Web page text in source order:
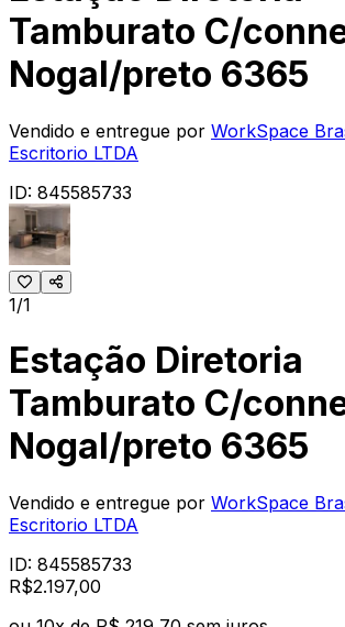
Tamburato C/
Nogal/preto 6365
Vendido e entregue por WorkSpace
Escritorio LTDA
ID: 845585733
1/1
Estação Diretoria
Tamburato C/
Nogal/preto 6365
Vendido e entregue por WorkSpace
Escritorio LTDA
ID: 845585733
R$2.197,00